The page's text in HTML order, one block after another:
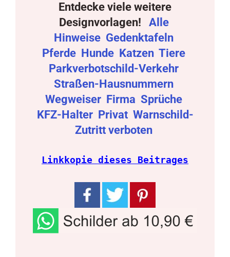
Entdecke viele weitere
Designvorlagen!
Alle
Hinweise Gedenktafeln
Pferde Hunde Katzen Tiere
Parkverbotschild-Verkehr
Straßen-Hausnummern
Wegweiser Firma Sprüche
KFZ-Halter Privat Warnschild-
Zutritt verboten
Linkkopie dieses Beitrages